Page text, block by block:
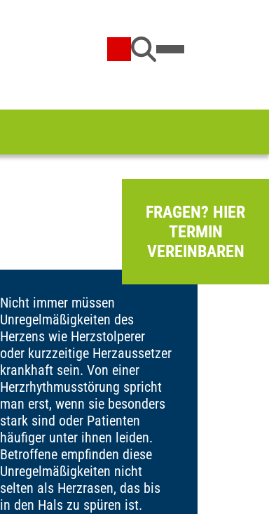
Nicht immer müssen
Unregelmäßigkeiten des
Herzens wie Herzstolperer
oder kurzzeitige Herzaussetzer
krankhaft sein. Von einer
Herzrhythmusstörung spricht
man erst, wenn sie besonders
stark sind oder Patienten
häufiger unter ihnen leiden.
Betroffene empfinden diese
Unregelmäßigkeiten nicht
selten als Herzrasen, das bis
in den Hals zu spüren ist.
FRAGEN? HIER
TERMIN
VEREINBAREN